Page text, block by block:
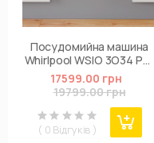
Посудомийна машина
Whirlpool WSIO 3O34 PFE
X
17599.00 грн
19799.00 грн
( 0 Відгуків )